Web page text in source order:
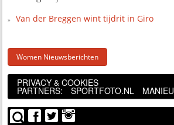
Van der Breggen wint tijdrit in Giro
Women Nieuwsberichten
PRIVACY & COOKIES
PARTNERS: SPORTFOTO.NL MANIEU